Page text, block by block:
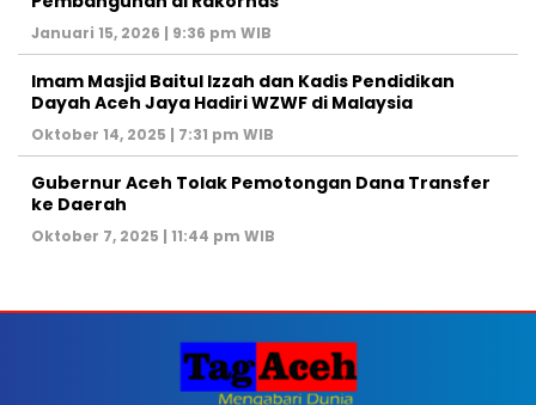
Januari 15, 2026 | 9:36 pm WIB
Imam Masjid Baitul Izzah dan Kadis Pendidikan
Dayah Aceh Jaya Hadiri WZWF di Malaysia
Oktober 14, 2025 | 7:31 pm WIB
Gubernur Aceh Tolak Pemotongan Dana Transfer
ke Daerah
Oktober 7, 2025 | 11:44 pm WIB